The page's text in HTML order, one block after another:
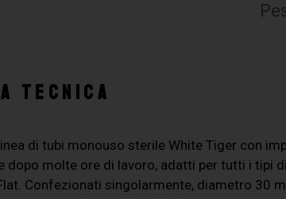
TECNICA
di tubi monouso sterile White Tiger con
dopo molte ore di lavoro, adatti per tutti i tipi
Confezionati singolarmente, diametro 30